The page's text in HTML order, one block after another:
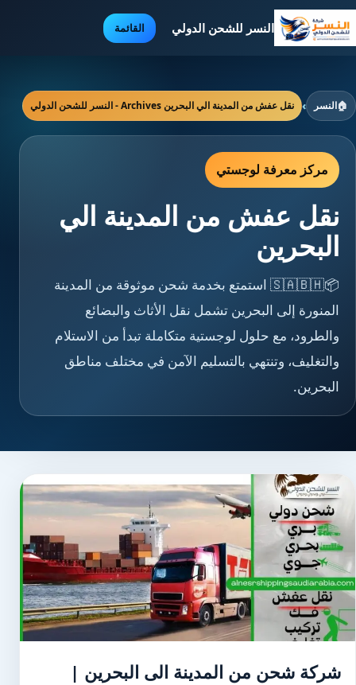
النسر للشحن الدولي القائمة
🏠النسر › نقل عفش من المدينة الي البحرين Archives - النسر للشحن الدولي
مركز معرفة لوجستي
نقل عفش من المدينة الي
البحرين
📦🇸🇦🇧🇭 استمتع بخدمة شحن موثوقة من المدينة
المنورة إلى البحرين تشمل نقل الأثاث والبضائع
والطرود، مع حلول لوجستية متكاملة تبدأ من الاستلام
والتغليف، وتنتهي بالتسليم الآمن في مختلف مناطق
البحرين.
شركة شحن من المدينة الى البحرين |